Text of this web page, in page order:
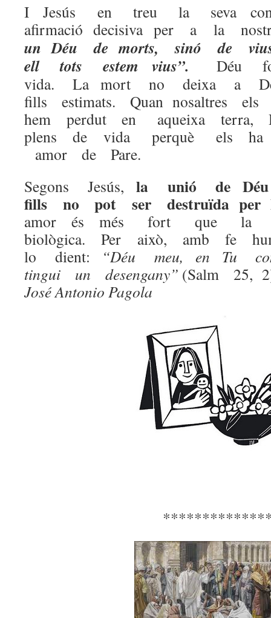
I Jesús en treu la seva
afirmació decisiva per a la
un Déu de morts, sinó de
ell tots estem vius”.Déu
vida. La mort no deixa a
fills estimats. Quan nosaltres
hem perdut en aqueixa terra,
plens de vida perquè els
amor de Pare.
Segons Jesús,la unió de
fills no pot ser destruïda
amor és més fort que la
biològica. Per això, amb fe
lo dient:
“Déu meu, en Tu
tingui un desengany” (Salm 25,
José Antonio Pagola